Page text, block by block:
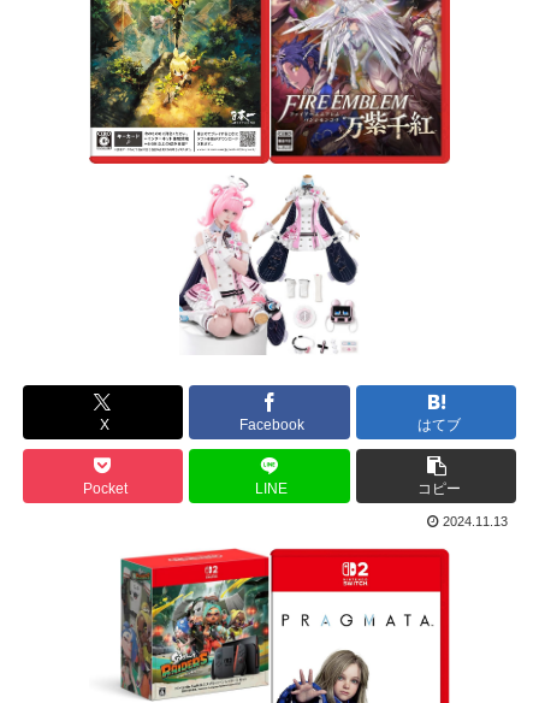
X Facebook はてブ
Pocket LINE コピー
2024.11.13